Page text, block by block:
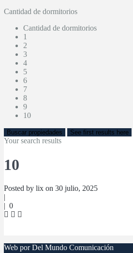
Cantidad de dormitorios
Cantidad de dormitorios
1
2
3
4
5
6
7
8
9
10
Buscar propiedades See first results here
Your search results
10
Posted by lix on 30 julio, 2025
|
| 0
Web por Del Mundo Comunicación